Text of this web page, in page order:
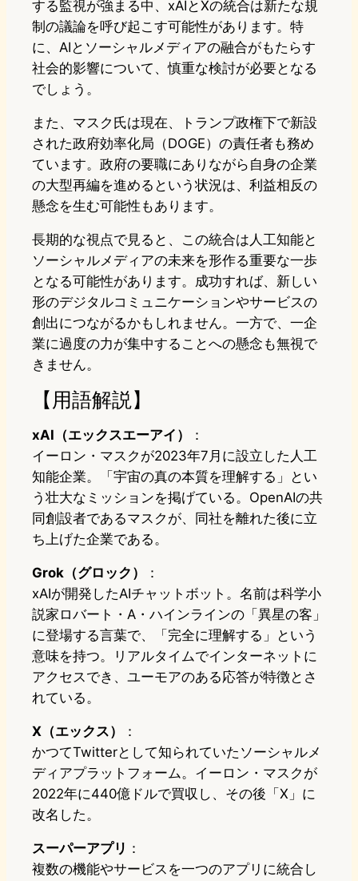
する監視が強まる中、xAIとXの統合は新たな規
制の議論を呼び起こす可能性があります。特
に、AIとソーシャルメディアの融合がもたらす
社会的影響について、慎重な検討が必要となる
でしょう。
また、マスク氏は現在、トランプ政権下で新設
された政府効率化局（DOGE）の責任者も務め
ています。政府の要職にありながら自身の企業
の大型再編を進めるという状況は、利益相反の
懸念を生む可能性もあります。
長期的な視点で見ると、この統合は人工知能と
ソーシャルメディアの未来を形作る重要な一歩
となる可能性があります。成功すれば、新しい
形のデジタルコミュニケーションやサービスの
創出につながるかもしれません。一方で、一企
業に過度の力が集中することへの懸念も無視で
きません。
【用語解説】
xAI（エックスエーアイ）
：
イーロン・マスクが2023年7月に設立した人工
知能企業。「宇宙の真の本質を理解する」とい
う壮大なミッションを掲げている。OpenAIの共
同創設者であるマスクが、同社を離れた後に立
ち上げた企業である。
Grok（グロック）
：
xAIが開発したAIチャットボット。名前は科学小
説家ロバート・A・ハインラインの「異星の客」
に登場する言葉で、「完全に理解する」という
意味を持つ。リアルタイムでインターネットに
アクセスでき、ユーモアのある応答が特徴とさ
れている。
X（エックス）
：
かつてTwitterとして知られていたソーシャルメ
ディアプラットフォーム。イーロン・マスクが
2022年に440億ドルで買収し、その後「X」に
改名した。
スーパーアプリ ：
複数の機能やサービスを一つのアプリに統合し